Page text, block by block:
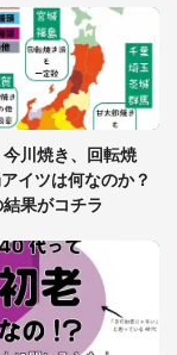
ち悪い」 道端でバ
6.5万人戦慄
万人困惑
つけた民家に助け
にこれをあげる」
川焼き、回転焼
イツは何なのか？
果がコチラ